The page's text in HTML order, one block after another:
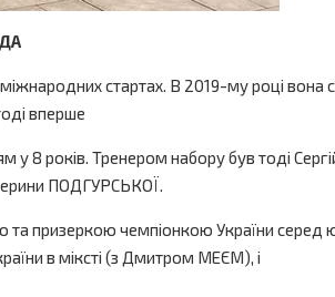
стартах. В 2019-му році вона
вперше
у 8 років. Тренером набору був тоді
ПОДГУРСЬКОЇ.
призеркою чемпіонкою України серед
в міксті (з Дмитром МЕЄМ), і